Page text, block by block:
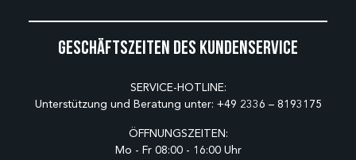
Geschäftszeiten des Kundenservice
SERVICE-HOTLINE:
Unterstützung und Beratung unter: +49 2336 – 8193175
ÖFFNUNGSZEITEN:
Mo - Fr 08:00 - 16:00 Uhr